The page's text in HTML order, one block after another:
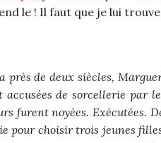
le ! Il faut que je lui
près de deux siècles,
de sorcellerie par
furent noyées. Exécutées.
pour choisir trois jeunes